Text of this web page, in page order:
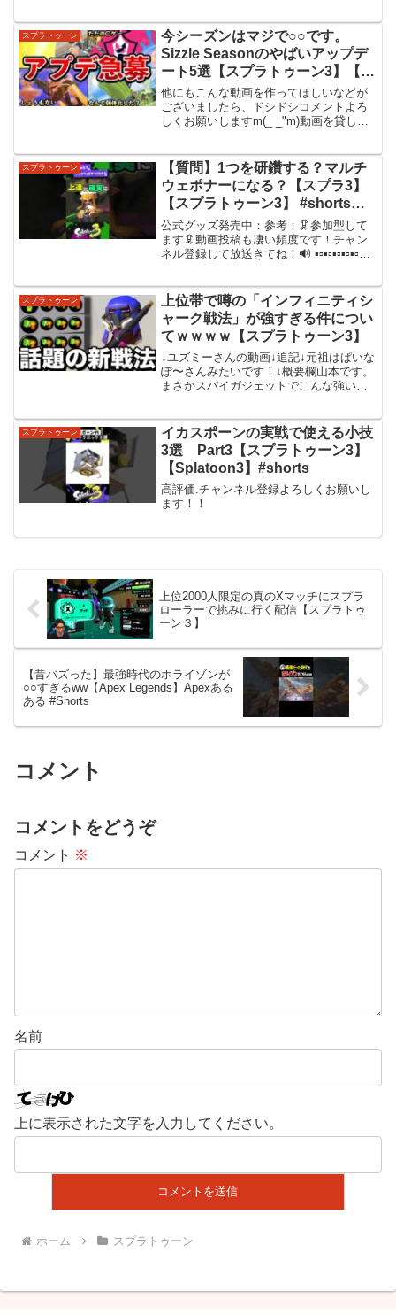
ンネル開設しました！スプラ3クリップも
アップ予定です！→▽お...
スプラトゥーン
今シーズンはマジで○○です。
Sizzle Seasonのやばいアップデ
ート5選【スプラトゥーン3】【解
説】
他にもこんな動画を作ってほしいなどが
ございましたら、ドシドシコメントよろ
しくお願いしますm(_ _"m)動画を貸して
ップチャンネル・頭がバグったら更新す
るチャン...
スプラトゥーン
【質問】1つを研鑽する？マルチ
ウェポナーになる？【スプラ3】
【スプラトゥーン3】 #shorts
#splatoon3 #スプラ
公式グッズ発売中：参考：🦑参加型して
ます🦑動画投稿も凄い頻度です！チャン
ネル登録して放送きてね！🔊 ▪️▫️▪️▫️▪️▫️▪️▫️▪️▫️#
スプラトゥーン
上位帯で噂の「インフィニティシ
ャーク戦法」が強すぎる件につい
てｗｗｗｗ【スプラトゥーン3】
↓ユズミーさんの動画↓追記↓元祖はぱいな
ぽ〜さんみたいです！↓概要欄山本です。
まさかスパイガジェットでこんな強い戦
す、今日の動画ぴーちゃんって言うの忘
れてたわインフィニテ...
スプラトゥーン
イカスポーンの実戦で使える小技
3選 Part3【スプラトゥーン3】
【Splatoon3】#shorts
高評価.チャンネル登録よろしくお願いし
ます！！
上位2000人限定の真のXマッチにスプラ
ローラーで挑みに行く配信【スプラトゥ
ーン３】
【昔バズった】最強時代のホライゾンが
○○すぎるww【Apex Legends】Apexある
ある #Shorts
コメント
コメントをどうぞ
コメント ※
名前
上に表示された文字を入力してください。
ホーム スプラトゥーン